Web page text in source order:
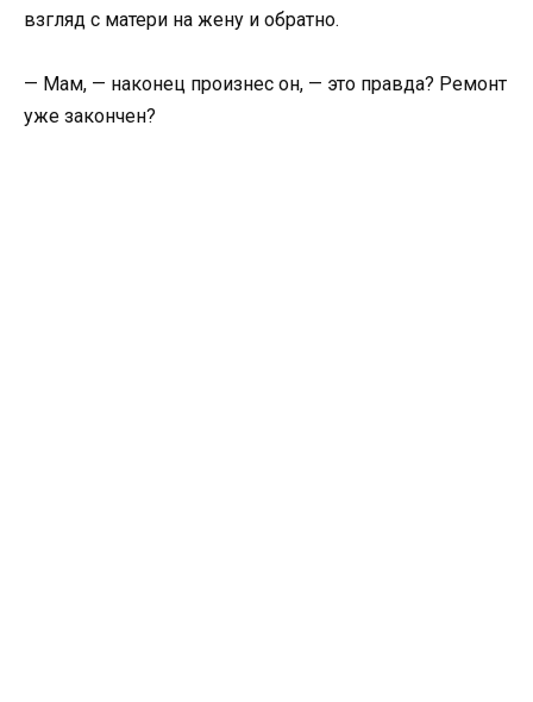
взгляд с матери на жену и обратно.
— Мам, — наконец произнес он, — это правда? Ремонт
уже закончен?